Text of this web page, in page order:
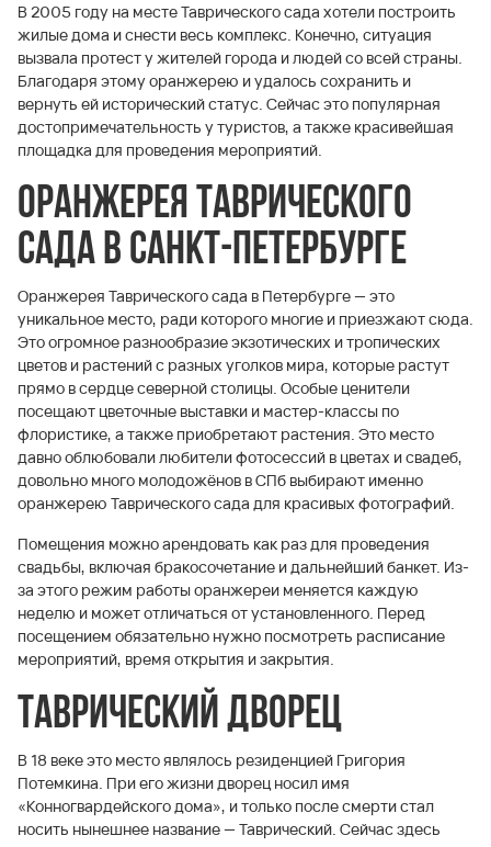
В 2005 году на месте Таврического сада хотели построить
жилые дома и снести весь комплекс. Конечно, ситуация
вызвала протест у жителей города и людей со всей страны.
Благодаря этому оранжерею и удалось сохранить и
вернуть ей исторический статус. Сейчас это популярная
достопримечательность у туристов, а также красивейшая
площадка для проведения мероприятий.
Оранжерея Таврического
сада в Санкт-Петербурге
Оранжерея Таврического сада в Петербурге — это
уникальное место, ради которого многие и приезжают сюда.
Это огромное разнообразие экзотических и тропических
цветов и растений с разных уголков мира, которые растут
прямо в сердце северной столицы. Особые ценители
посещают цветочные выставки и мастер-классы по
флористике, а также приобретают растения. Это место
давно облюбовали любители фотосессий в цветах и свадеб,
довольно много молодожёнов в СПб выбирают именно
оранжерею Таврического сада для красивых фотографий.
Помещения можно арендовать как раз для проведения
свадьбы, включая бракосочетание и дальнейший банкет. Из-
за этого режим работы оранжереи меняется каждую
неделю и может отличаться от установленного. Перед
посещением обязательно нужно посмотреть расписание
мероприятий, время открытия и закрытия.
Таврический дворец
В 18 веке это место являлось резиденцией Григория
Потемкина. При его жизни дворец носил имя
«Конногвардейского дома», и только после смерти стал
носить нынешнее название — Таврический. Сейчас здесь